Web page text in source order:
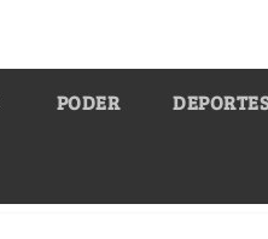
PODER DEPORTES